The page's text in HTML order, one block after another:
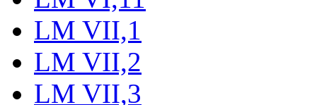
LM VII,1
LM VII,2
LM VII,3